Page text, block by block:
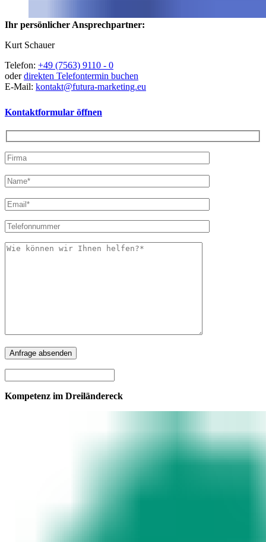
Ihr persönlicher Ansprechpartner:
Kurt Schauer
Telefon: +49 (7563) 9110 - 0
oderdirekten Telefontermin buchen
E-Mail: kontakt@futura-marketing.eu
Kontaktformular öffnen
Bitte
lasse
dieses
Feld
leer.
lasse
Feld
leer.
Kompetenz im Dreiländereck